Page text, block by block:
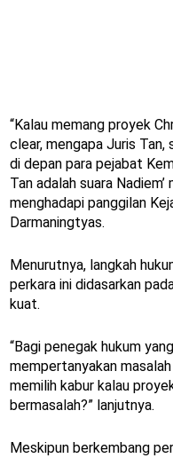
“Kalau memang proyek
clear, mengapa Juris
di depan para pejabat
Tan adalah suara
menghadapi panggilan
Darmaningtyas.
Menurutnya, langkah
perkara ini didasarkan
kuat.
“Bagi penegak hukum
mempertanyakan
memilih kabur kalau
bermasalah?” lanjutnya.
Meskipun berkembang